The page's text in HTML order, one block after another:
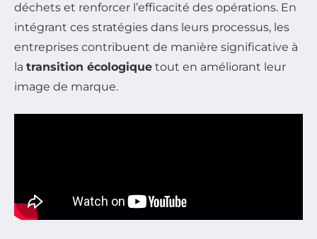
déchets et renforcer l’efficacité des opérations. En
intégrant ces stratégies dans leurs processus, les
entreprises contribuent de manière significative à
la transition écologique tout en améliorant leur
image de marque.